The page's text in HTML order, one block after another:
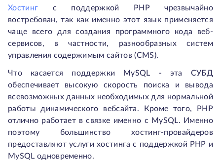
Хостинг с поддержкой РНР чрезвычайно
востребован, так как именно этот язык применяется
чаще всего для создания программного кода веб-
сервисов, в частности, разнообразных систем
управления содержимым сайтов (CMS).
Что касается поддержки MySQL - эта СУБД
обеспечивает высокую скорость поиска и вывода
всевозможных данных необходимых для нормальной
работы динамического вебсайта. Кроме того, РНР
отлично работает в связке именно с MySQL. Именно
поэтому большинство хостинг-провайдеров
предоставляют услуги хостинга с поддержкой PHP и
MySQL одновременно.